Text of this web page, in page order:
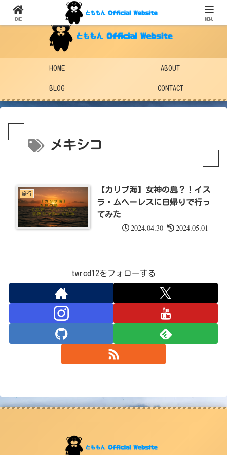
HOME ABOUT
BLOG CONTACT
メキシコ
旅行
【カリブ海】女神の島？！イス
ラ・ムヘーレスに日帰りで行っ
てみた
2024.04.30 2024.05.01
twrcd12をフォローする
HOME MENU